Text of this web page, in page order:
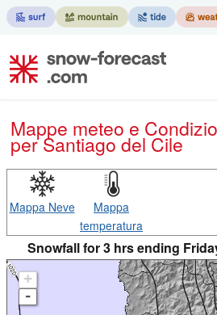
Mappe meteo e
per Santiago del Cile
Mappa Neve
Mappa
temperatura
Snowfall for 3 hrs ending
+
-